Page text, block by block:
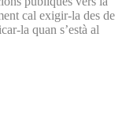
cal exigir-la des de
la quan s’està al